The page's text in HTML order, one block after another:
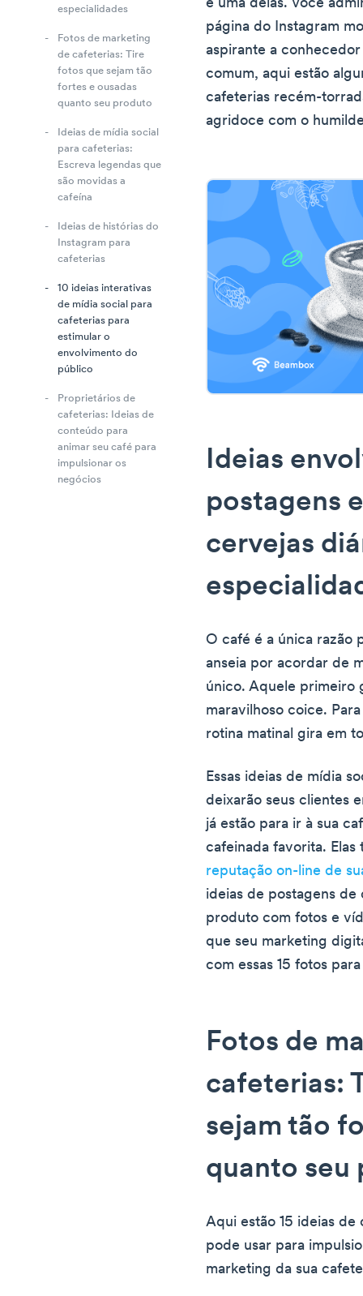
especialidades
Fotos de marketing
de cafeterias: Tire
fotos que sejam tão
fortes e ousadas
quanto seu produto
Ideias de mídia social
para cafeterias:
Escreva legendas que
são movidas a
cafeína
Ideias de histórias do
Instagram para
cafeterias
10 ideias interativas
de mídia social para
cafeterias para
estimular o
envolvimento do
público
Proprietários de
cafeterias: Ideias de
conteúdo para
animar seu café para
impulsionar os
negócios
é uma delas. Você
página do Instagram
aspirante a
comum, aqui estão
cafeterias recém-
agridoce com o
Ideias
postagens
cervejas
O café é a única razão
anseia por acordar de
único. Aquele primeiro
maravilhoso coice.
rotina matinal gira em
Essas ideias de mídia
deixarão seus clientes
já estão para ir à sua
cafeinada favorita. Elas
reputação on-line de
ideias de postagens
produto com fotos e
que seu marketing
com essas 15 fotos
Fotos de
cafeterias:
sejam tão
quanto seu
Aqui estão 15 ideias
pode usar para
marketing da sua